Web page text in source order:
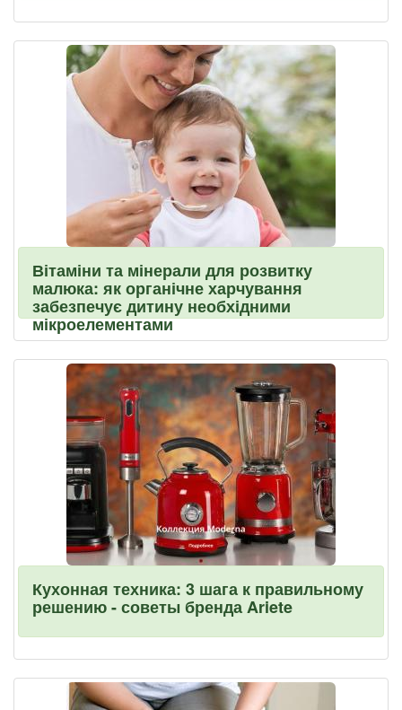
Вітаміни та мінерали для розвитку
малюка: як органічне харчування
забезпечує дитину необхідними
мікроелементами
Кухонная техника: 3 шага к правильному
решению - советы бренда Ariete